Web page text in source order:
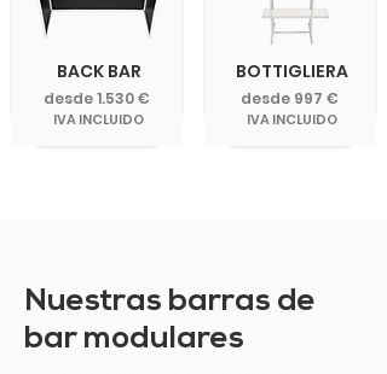
BACK BAR
desde 1.530 €
IVA INCLUIDO
BOTTIGLIERA
desde 997 €
IVA INCLUIDO
Nuestras barras de
bar modulares